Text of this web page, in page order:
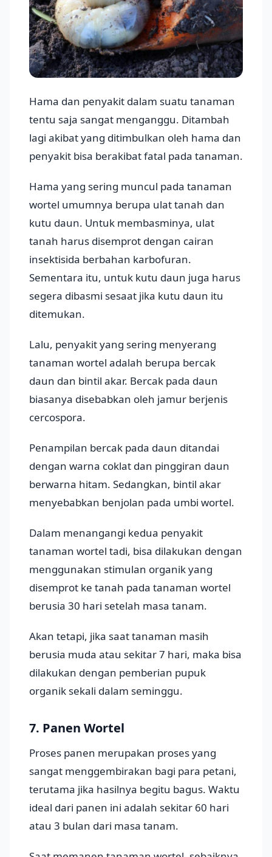
Hama dan penyakit dalam suatu tanaman
tentu saja sangat menganggu. Ditambah
lagi akibat yang ditimbulkan oleh hama dan
penyakit bisa berakibat fatal pada tanaman.
Hama yang sering muncul pada tanaman
wortel umumnya berupa ulat tanah dan
kutu daun. Untuk membasminya, ulat
tanah harus disemprot dengan cairan
insektisida berbahan karbofuran.
Sementara itu, untuk kutu daun juga harus
segera dibasmi sesaat jika kutu daun itu
ditemukan.
Lalu, penyakit yang sering menyerang
tanaman wortel adalah berupa bercak
daun dan bintil akar. Bercak pada daun
biasanya disebabkan oleh jamur berjenis
cercospora.
Penampilan bercak pada daun ditandai
dengan warna coklat dan pinggiran daun
berwarna hitam. Sedangkan, bintil akar
menyebabkan benjolan pada umbi wortel.
Dalam menangangi kedua penyakit
tanaman wortel tadi, bisa dilakukan dengan
menggunakan stimulan organik yang
disemprot ke tanah pada tanaman wortel
berusia 30 hari setelah masa tanam.
Akan tetapi, jika saat tanaman masih
berusia muda atau sekitar 7 hari, maka bisa
dilakukan dengan pemberian pupuk
organik sekali dalam seminggu.
7. Panen Wortel
Proses panen merupakan proses yang
sangat menggembirakan bagi para petani,
terutama jika hasilnya begitu bagus. Waktu
ideal dari panen ini adalah sekitar 60 hari
atau 3 bulan dari masa tanam.